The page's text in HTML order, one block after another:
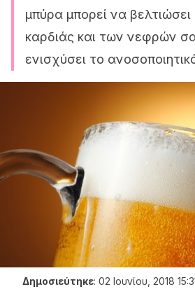
μπύρα μπορεί να βελτιώσει
καρδιάς και των νεφρών
ενισχύσει το
Δημοσιεύτηκε: 02 Ιουνίου, 2018